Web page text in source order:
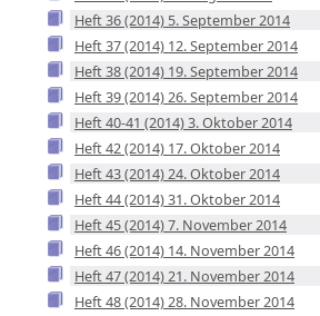
Heft 36 (2014) 5. September 2014
Heft 37 (2014) 12. September 2014
Heft 38 (2014) 19. September 2014
Heft 39 (2014) 26. September 2014
Heft 40-41 (2014) 3. Oktober 2014
Heft 42 (2014) 17. Oktober 2014
Heft 43 (2014) 24. Oktober 2014
Heft 44 (2014) 31. Oktober 2014
Heft 45 (2014) 7. November 2014
Heft 46 (2014) 14. November 2014
Heft 47 (2014) 21. November 2014
Heft 48 (2014) 28. November 2014